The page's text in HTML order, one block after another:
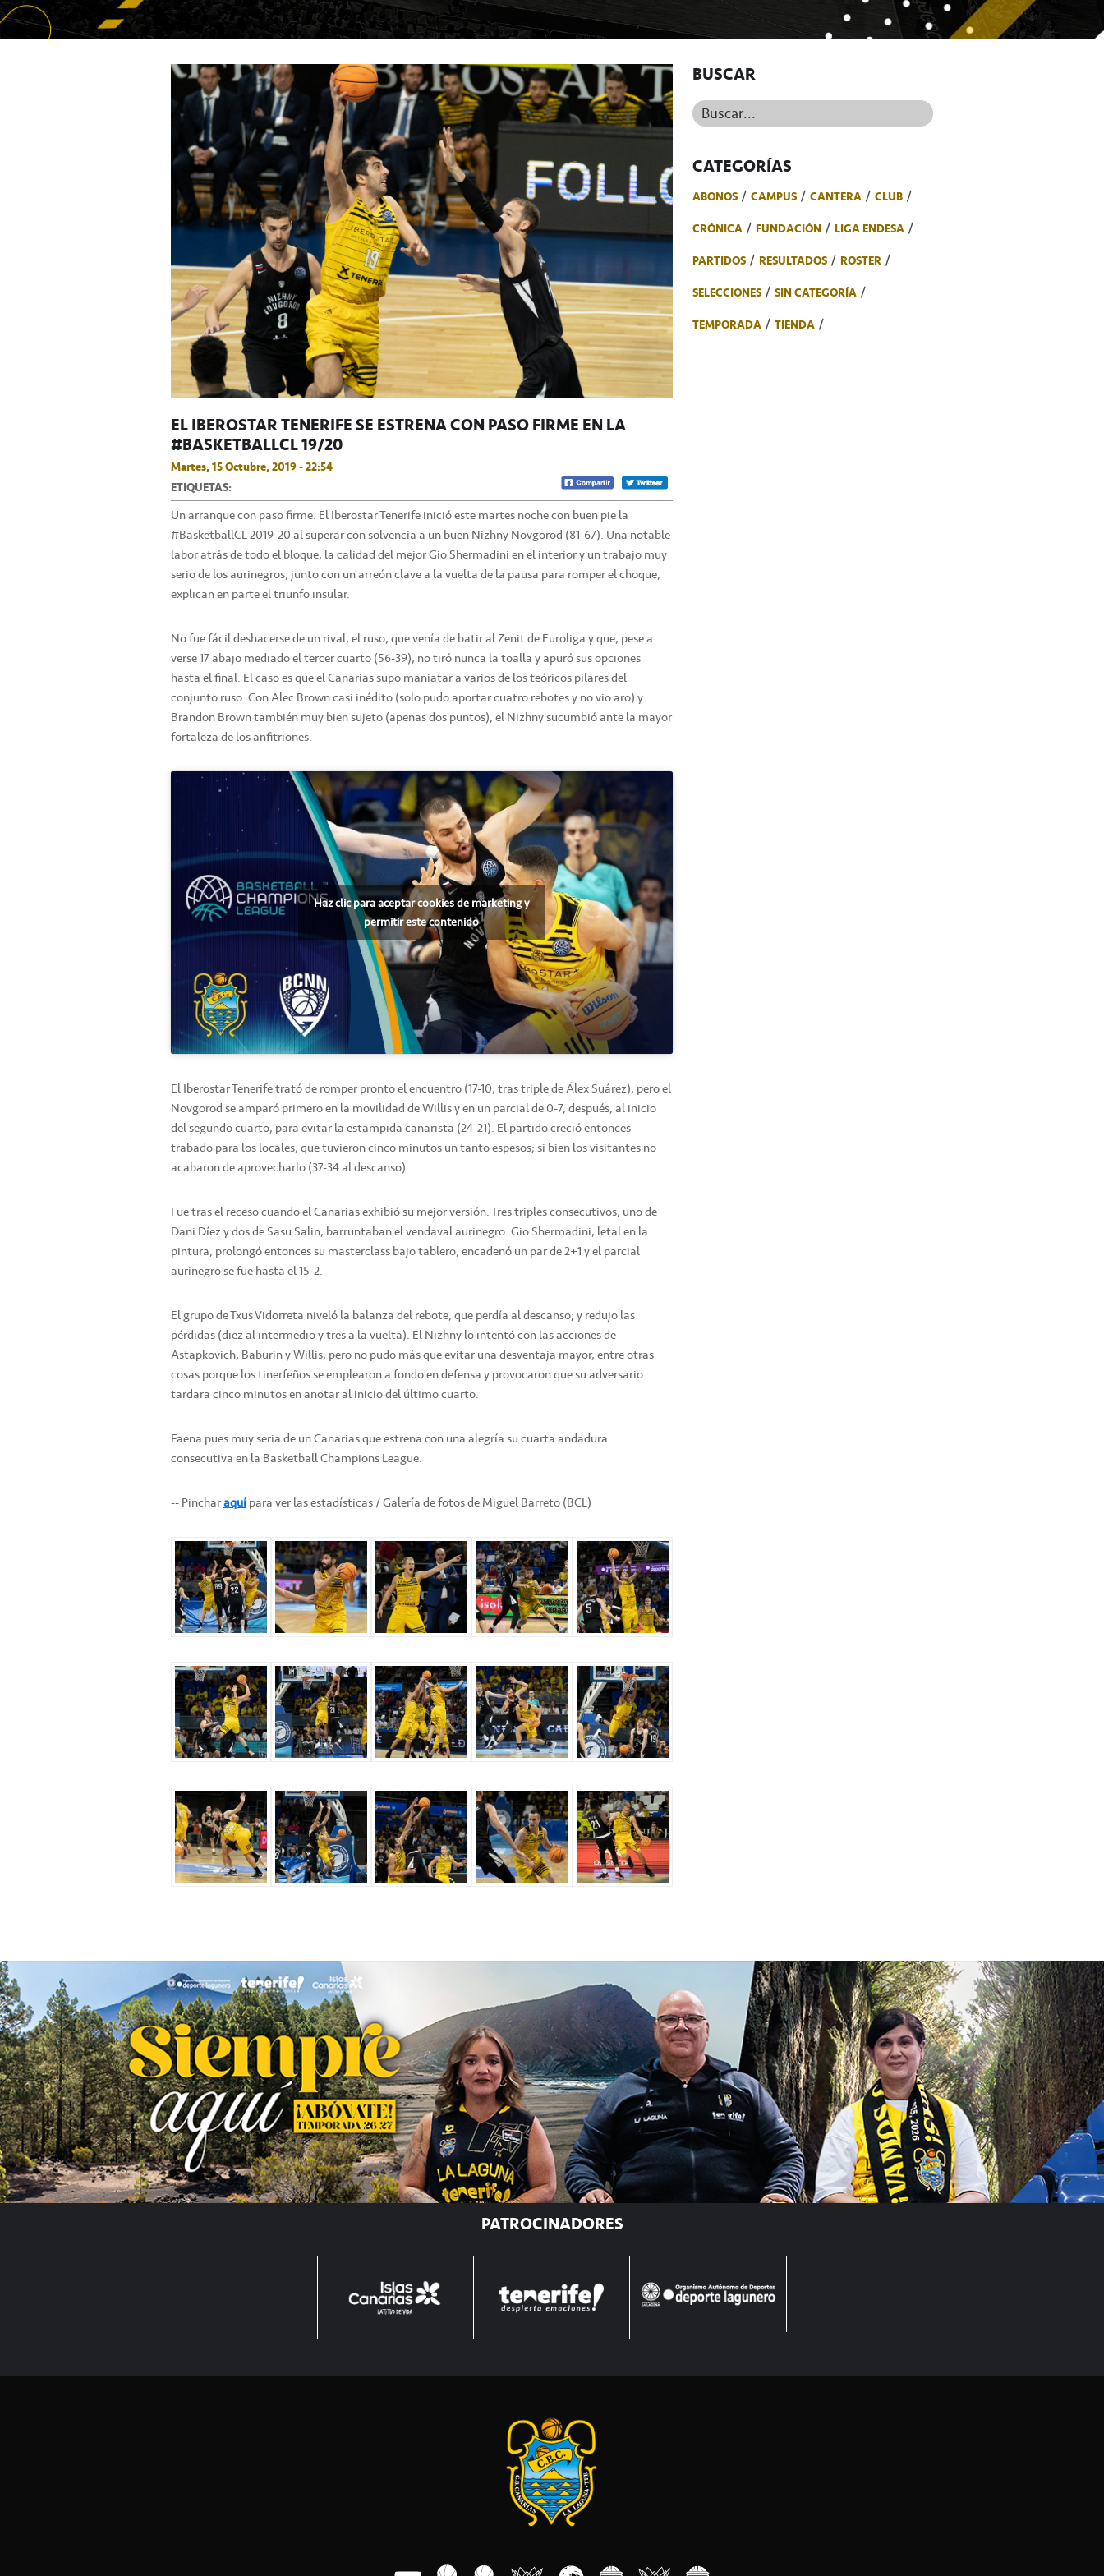
EL IBEROSTAR TENERIFE SE ESTRENA CON PASO FIRME EN LA
#BASKETBALLCL 19/20
Martes, 15 Octubre, 2019 - 22:54
ETIQUETAS:
Un arranque con paso firme. El Iberostar Tenerife inició este martes noche con buen pie la
#BasketballCL 2019-20 al superar con solvencia a un buen Nizhny Novgorod (81-67). Una notable
labor atrás de todo el bloque, la calidad del mejor Gio Shermadini en el interior y un trabajo muy
serio de los aurinegros, junto con un arreón clave a la vuelta de la pausa para romper el choque,
explican en parte el triunfo insular.
No fue fácil deshacerse de un rival, el ruso, que venía de batir al Zenit de Euroliga y que, pese a
verse 17 abajo mediado el tercer cuarto (56-39), no tiró nunca la toalla y apuró sus opciones
hasta el final. El caso es que el Canarias supo maniatar a varios de los teóricos pilares del
conjunto ruso. Con Alec Brown casi inédito (solo pudo aportar cuatro rebotes y no vio aro) y
Brandon Brown también muy bien sujeto (apenas dos puntos), el Nizhny sucumbió ante la mayor
fortaleza de los anfitriones.
Haz clic para aceptar cookies de marketing y
permitir este contenido
El Iberostar Tenerife trató de romper pronto el encuentro (17-10, tras triple de Álex Suárez), pero el
Novgorod se amparó primero en la movilidad de Willis y en un parcial de 0-7, después, al inicio
del segundo cuarto, para evitar la estampida canarista (24-21). El partido creció entonces
trabado para los locales, que tuvieron cinco minutos un tanto espesos; si bien los visitantes no
acabaron de aprovecharlo (37-34 al descanso).
Fue tras el receso cuando el Canarias exhibió su mejor versión. Tres triples consecutivos, uno de
Dani Díez y dos de Sasu Salin, barruntaban el vendaval aurinegro. Gio Shermadini, letal en la
pintura, prolongó entonces su masterclass bajo tablero, encadenó un par de 2+1 y el parcial
aurinegro se fue hasta el 15-2.
El grupo de Txus Vidorreta niveló la balanza del rebote, que perdía al descanso; y redujo las
pérdidas (diez al intermedio y tres a la vuelta). El Nizhny lo intentó con las acciones de
Astapkovich, Baburin y Willis, pero no pudo más que evitar una desventaja mayor, entre otras
cosas porque los tinerfeños se emplearon a fondo en defensa y provocaron que su adversario
tardara cinco minutos en anotar al inicio del último cuarto.
Faena pues muy seria de un Canarias que estrena con una alegría su cuarta andadura
consecutiva en la Basketball Champions League.
-- Pincharaquípara ver las estadísticas / Galería de fotos de Miguel Barreto (BCL)
BUSCAR
Buscar...
CATEGORÍAS
ABONOS CAMPUS CANTERA
CLUB
CRÓNICA
FUNDACIÓN
LIGA ENDESA
PARTIDOS
RESULTADOS
ROSTER
SELECCIONES
SIN CATEGORÍA
TEMPORADA
TIENDA
PATROCINADORES